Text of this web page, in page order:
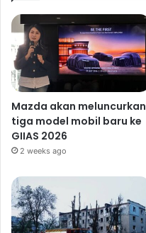
Mazda akan meluncurkan
tiga model mobil baru ke
GIIAS 2026
2 weeks ago